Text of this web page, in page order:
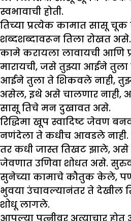
स्वभावाची होती.
तिच्या प्रत्येक कामात सासू
शब्दशब्दावरून तिला रोखत असे.
कामे करायला लावायची आणि
मारायची, जसे तुझ्या आईने तुला
आईने तुला ते शिकवले नाही,
असेल, इथे असे चालणार नाही,
सासू तिचे मन दुखावत असे.
रिद्धिमा खूप स्वादिष्ट जेवण
नणंदेला ते कधीच आवडले नाही.
तर कधी जास्त तिखट झाले, असे
जेवणात उणिवा शोधत असे.
सुनेच्या कामाचे कौतुक केले,
भुवया उंचावल्यानंतर ते देखील
शोधू लागले.
आपल्या पत्नीवर अत्याचार होत